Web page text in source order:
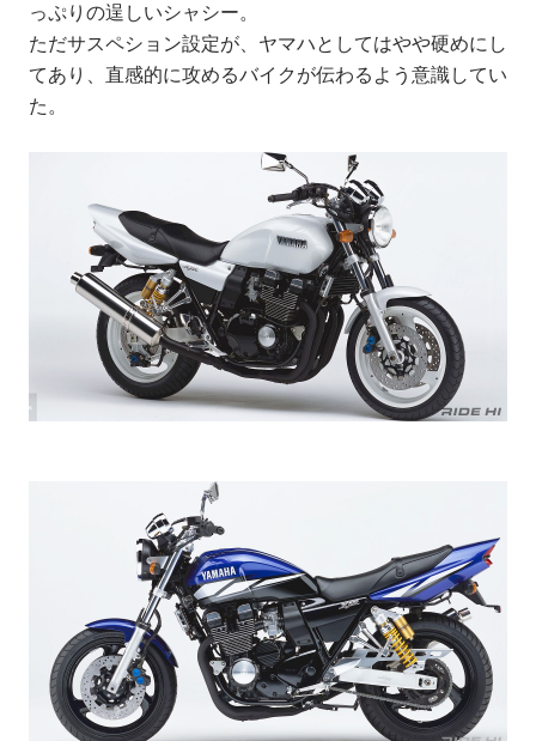
っぷりの逞しいシャシー。
ただサスペション設定が、ヤマハとしてはやや硬めにし
てあり、直感的に攻めるバイクが伝わるよう意識してい
た。